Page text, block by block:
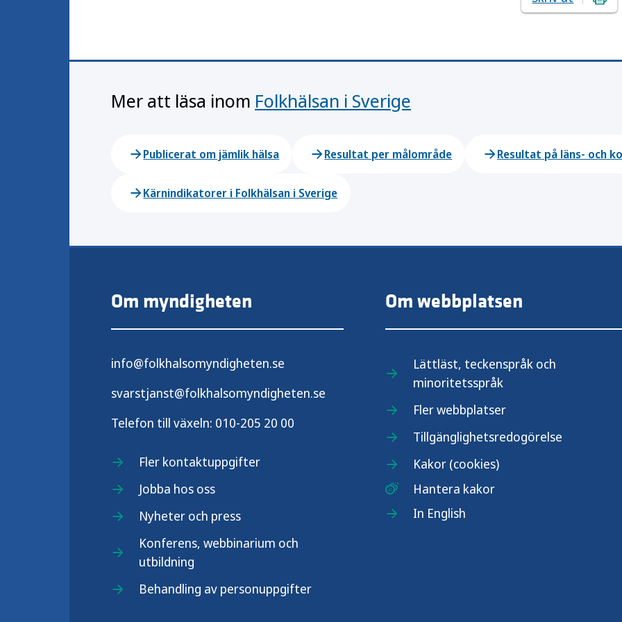
Mer att läsa inom Folkhälsan i Sverige
Publicerat om jämlik hälsa Resultat per målområde Resultat på läns- och
Kärnindikatorer i Folkhälsan i Sverige
Om myndigheten
info@folkhalsomyndigheten.se
svarstjanst@folkhalsomyndigheten.se
Telefon till växeln: 010-205 20 00
Fler kontaktuppgifter
Jobba hos oss
Nyheter och press
Konferens, webbinarium och
utbildning
Behandling av personuppgifter
Om webbplatsen
Lättläst, teckenspråk och
minoritetsspråk
Fler webbplatser
Tillgänglighetsredogörelse
Kakor (cookies)
Hantera kakor
In English